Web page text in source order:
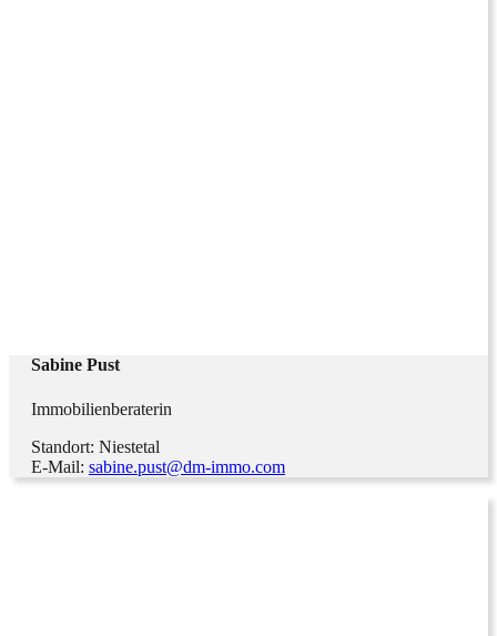
Sabine Pust
Immobilienberaterin
Standort: Niestetal
E-Mail: sabine.pust@dm-immo.com